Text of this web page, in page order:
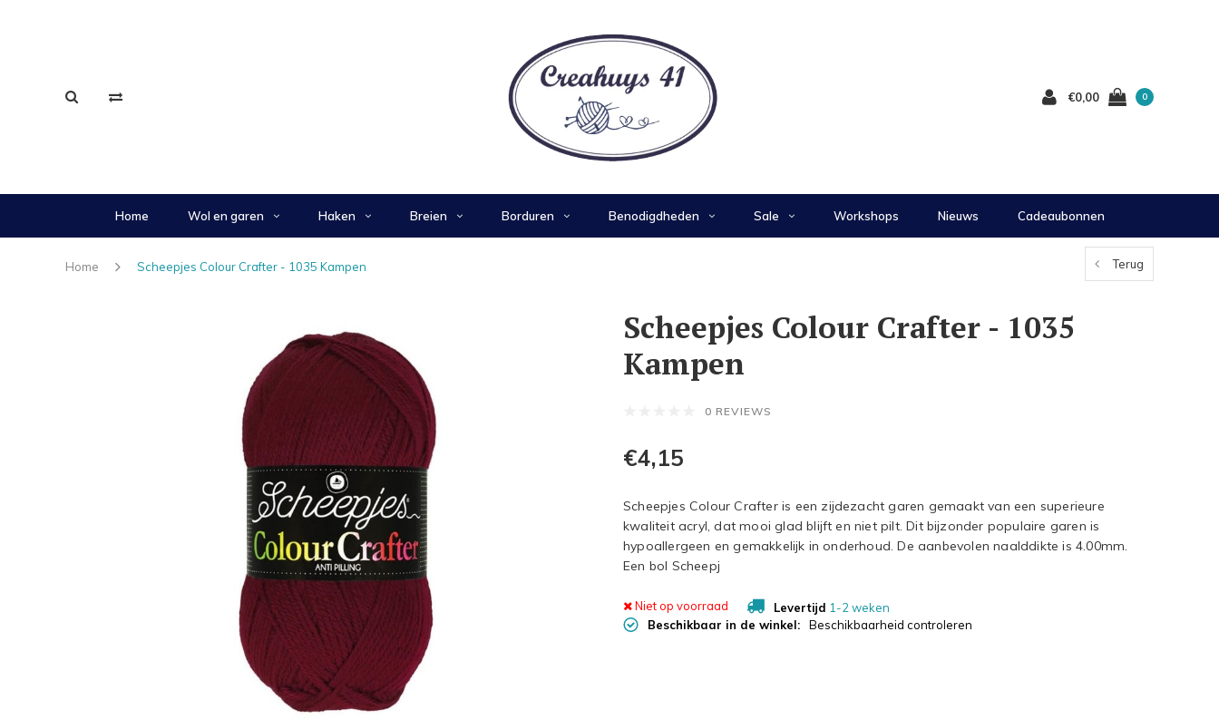
€0,00 0
Home Wol en garen Haken Breien Borduren Benodigdheden Sale Workshops Nieuws Cadeaubonnen
Home Scheepjes Colour Crafter - 1035 Kampen Terug
Scheepjes Colour Crafter - 1035
Kampen
0 REVIEWS
€4,15
Scheepjes Colour Crafter is een zijdezacht garen gemaakt van een superieure
kwaliteit acryl, dat mooi glad blijft en niet pilt. Dit bijzonder populaire garen is
hypoallergeen en gemakkelijk in onderhoud. De aanbevolen naalddikte is 4.00mm.
Een bol Scheepj
Niet op voorraad Levertijd 1-2 weken
Beschikbaar in de winkel:
Beschikbaarheid controleren